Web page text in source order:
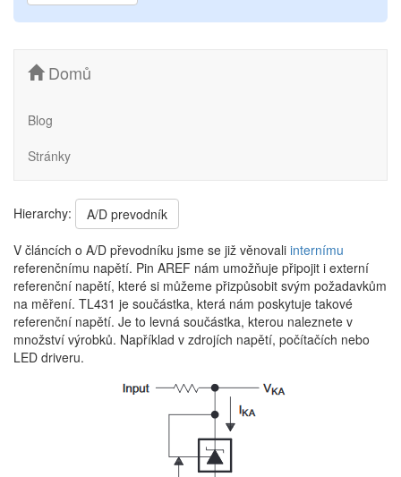
Domů
Blog
Stránky
Hierarchy:
A/D prevodník
V článcích o A/D převodníku jsme se již věnovali internímu
referenčnímu napětí. Pin AREF nám umožňuje připojit i externí
referenční napětí, které si můžeme přizpůsobit svým požadavkům
na měření. TL431 je součástka, která nám poskytuje takové
referenční napětí. Je to levná součástka, kterou naleznete v
množství výrobků. Například v zdrojích napětí, počítačích nebo
LED driveru.